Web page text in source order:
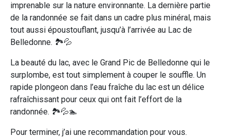
imprenable sur la nature environnante. La dernière partie
de la randonnée se fait dans un cadre plus minéral, mais
tout aussi époustouflant, jusqu’à l’arrivée au Lac de
Belledonne. 🏞️💦
La beauté du lac, avec le Grand Pic de Belledonne qui le
surplombe, est tout simplement à couper le souffle. Un
rapide plongeon dans l’eau fraîche du lac est un délice
rafraîchissant pour ceux qui ont fait l’effort de la
randonnée. 🏞️💦🏊
Pour terminer, j’ai une recommandation pour vous.